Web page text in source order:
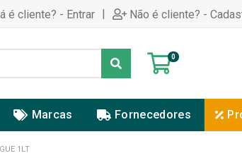
é cliente? - Entrar | Não é cliente? -
0
Marcas Fornecedores
1LT